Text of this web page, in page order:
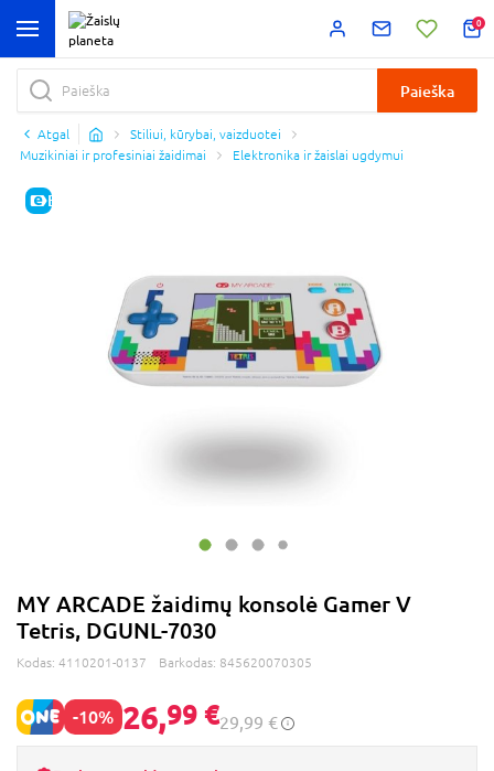
0
Paieška
Atgal
Stiliui, kūrybai, vaizduotei
Muzikiniai ir profesiniai žaidimai
Elektronika ir žaislai ugdymui
E-KAINA
MY ARCADE žaidimų konsolė Gamer V
Tetris, DGUNL-7030
Kodas: 4110201-0137 Barkodas: 845620070305
-10% 26,99 €29,99 €